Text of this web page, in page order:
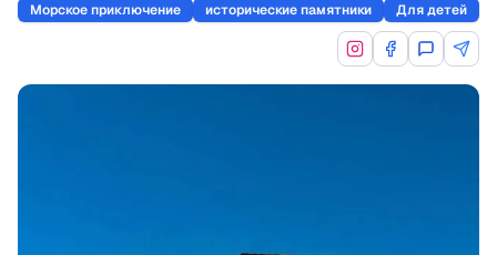
Морское приключение
исторические памятники Для детей